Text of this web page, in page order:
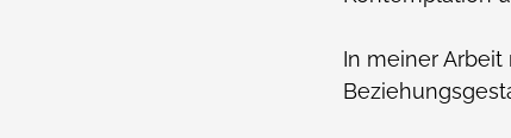
In meiner